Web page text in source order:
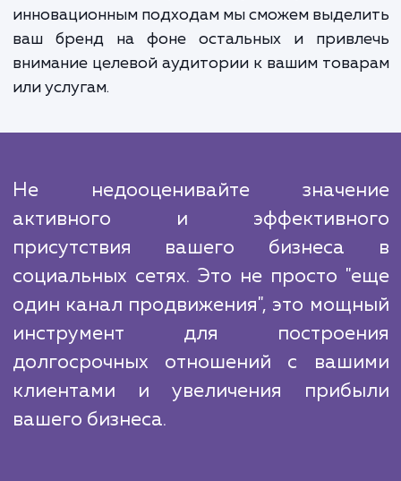
потенциальными кризисами.
Весь процесс ведется в тесном
с вами, с постоянным обратным
позволяют нам постоянно
оптимизировать ее для достижения
результатов.
Мы знаем, что конкуренция в социальных
высока. Но благодаря нашему опыту,
инновационным подходам мы сможем
ваш бренд на фоне остальных и
внимание целевой аудитории к вашим
или услугам.